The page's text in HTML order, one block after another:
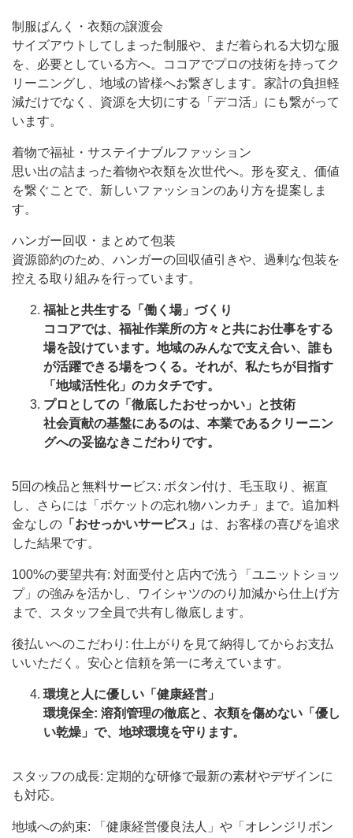
制服ばんく・衣類の譲渡会
サイズアウトしてしまった制服や、まだ着られる大切な服
を、必要としている方へ。ココアでプロの技術を持ってク
リーニングし、地域の皆様へお繋ぎします。家計の負担軽
減だけでなく、資源を大切にする「デコ活」にも繋がって
います。
着物で福祉・サステイナブルファッション
思い出の詰まった着物や衣類を次世代へ。形を変え、価値
を繋ぐことで、新しいファッションのあり方を提案しま
す。
ハンガー回収・まとめて包装
資源節約のため、ハンガーの回収値引きや、過剰な包装を
控える取り組みを行っています。
福祉と共生する「働く場」づくり
ココアでは、福祉作業所の方々と共にお仕事をする
場を設けています。地域のみんなで支え合い、誰も
が活躍できる場をつくる。それが、私たちが目指す
「地域活性化」のカタチです。
プロとしての「徹底したおせっかい」と技術
社会貢献の基盤にあるのは、本業であるクリーニン
グへの妥協なきこだわりです。
5回の検品と無料サービス: ボタン付け、毛玉取り、裾直
し、さらには「ポケットの忘れ物ハンカチ」まで。追加料
金なしの 「おせっかいサービス」 は、お客様の喜びを追求
した結果です。
100%の要望共有: 対面受付と店内で洗う「ユニットショッ
プ」の強みを活かし、ワイシャツののり加減から仕上げ方
まで、スタッフ全員で共有し徹底します。
後払いへのこだわり: 仕上がりを見て納得してからお支払
いいただく。安心と信頼を第一に考えています。
環境と人に優しい「健康経営」
環境保全: 溶剤管理の徹底と、衣類を傷めない「優し
い乾燥」で、地球環境を守ります。
スタッフの成長: 定期的な研修で最新の素材やデザインに
も対応。
地域への約束: 「健康経営優良法人」や「オレンジリボン